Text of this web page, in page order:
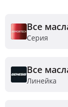
Все
Серия
Все
Линейка